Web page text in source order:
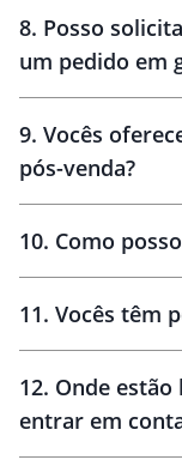
8. Posso
um pedido em
9. Vocês
pós-venda?
10. Como
11. Vocês têm
30 dias
12. Onde estão
entrar em